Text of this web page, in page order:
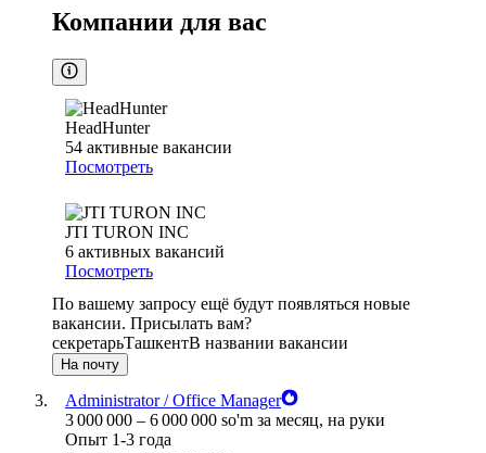
Компании для вас
HeadHunter
54 активные вакансии
Посмотреть
JTI TURON INC
6 активных вакансий
Посмотреть
По вашему запросу ещё будут появляться новые
вакансии. Присылать вам?
секретарьТашкентВ названии вакансии
На почту
Administrator / Office Manager
3 000 000 – 6 000 000 so'm за месяц, на руки
Опыт 1-3 года